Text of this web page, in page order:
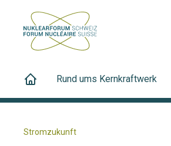
Rund ums Kernkraftwerk
Stromzukunft